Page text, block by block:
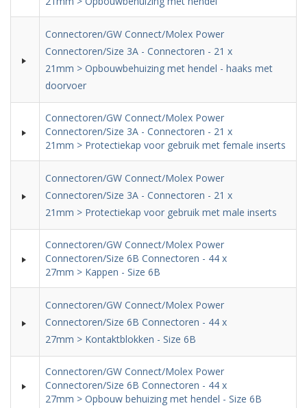
Connectoren/GW Connect/Molex Power
Connectoren/Size 3A - Connectoren - 21 x
21mm > Opbouwbehuizing met hendel - haaks met
doorvoer
Connectoren/GW Connect/Molex Power
Connectoren/Size 3A - Connectoren - 21 x
21mm > Protectiekap voor gebruik met female inserts
Connectoren/GW Connect/Molex Power
Connectoren/Size 3A - Connectoren - 21 x
21mm > Protectiekap voor gebruik met male inserts
Connectoren/GW Connect/Molex Power
Connectoren/Size 6B Connectoren - 44 x
27mm > Kappen - Size 6B
Connectoren/GW Connect/Molex Power
Connectoren/Size 6B Connectoren - 44 x
27mm > Kontaktblokken - Size 6B
Connectoren/GW Connect/Molex Power
Connectoren/Size 6B Connectoren - 44 x
27mm > Opbouw behuizing met hendel - Size 6B